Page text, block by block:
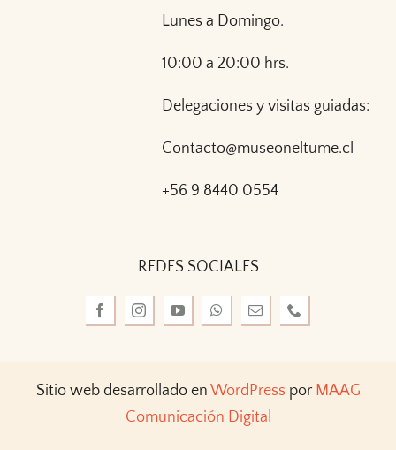
Lunes a Domingo.
10:00 a 20:00 hrs.
Delegaciones y visitas guiadas:
Contacto@museoneltume.cl
+56 9 8440 0554
REDES SOCIALES
Sitio web desarrollado en WordPress por MAAG
Comunicación Digital